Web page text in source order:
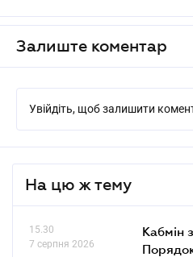
Залиште коментар
Увійдіть, щоб залишити
На цю ж тему
15.30
7 серпня 2026
Кабмін